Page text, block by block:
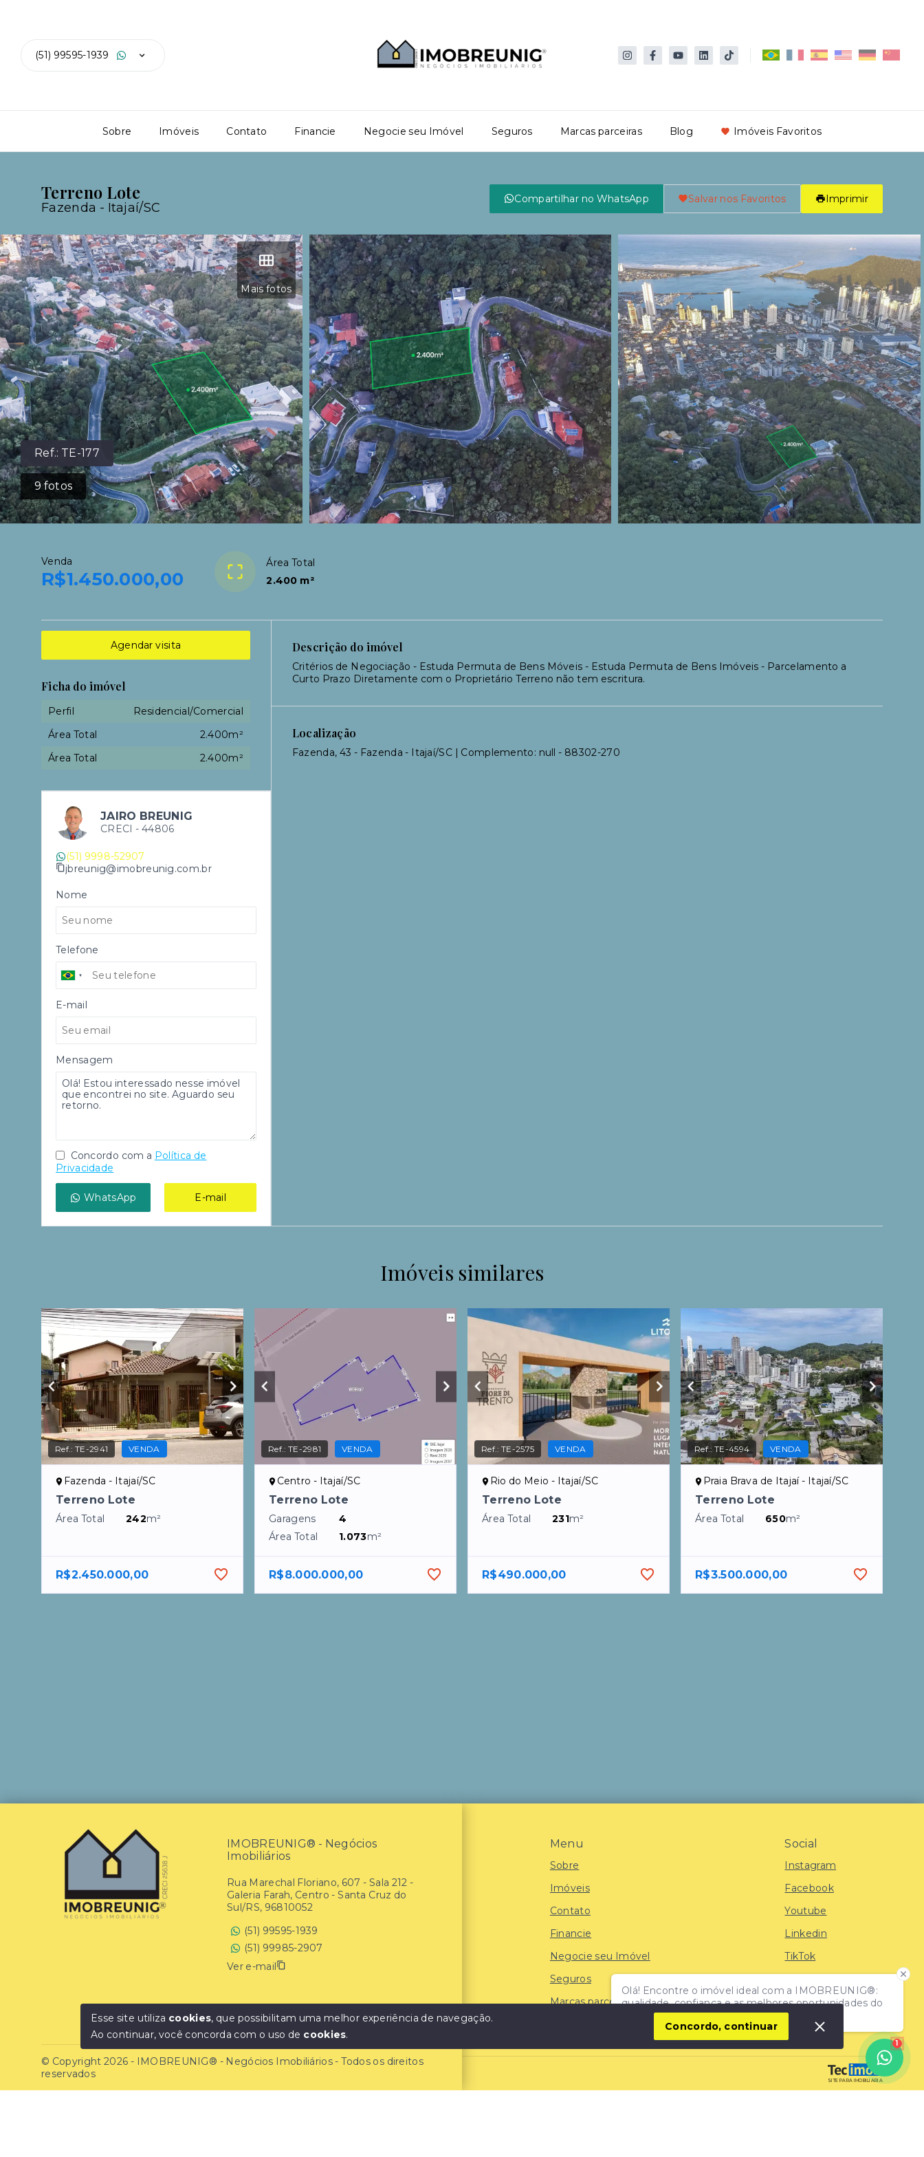
(51) 99595-1939
Sobre Imóveis Contato Financie Negocie seu Imóvel Seguros Marcas parceiras Blog Imóveis Favoritos
Terreno Lote
Fazenda - Itajaí/SC
Compartilhar no WhatsApp Salvar nos Favoritos Imprimir
Ref.: TE-177
9fotos
Mais fotos
Venda
R$1.450.000,00
Área Total
2.400 m²
Descrição do imóvel
Critérios de Negociação - Estuda Permuta de Bens Móveis - Estuda Permuta de Bens Imóveis - Parcelamento a
Curto Prazo Diretamente com o Proprietário Terreno não tem escritura.
Localização
Fazenda, 43 - Fazenda - Itajaí/SC | Complemento: null - 88302-270
Agendar visita
Ficha do imóvel
Perfil
Residencial/Comercial
Área Total
2.400m²
Área Total
2.400m²
JAIRO BREUNIG
CRECI - 44806
(51) 9998-52907
jbreunig@imobreunig.com.br
Nome
Telefone
E-mail
Mensagem
Concordo com a Política de
Privacidade
WhatsApp E-mail
Imóveis similares
Ref.:TE-2941 VENDA
Fazenda - Itajaí/SC
Terreno Lote
Área Total 242m²
R$2.450.000,00
Ref.:TE-2981 VENDA
Centro - Itajaí/SC
Terreno Lote
Garagens
4
Área Total
1.073m²
R$8.000.000,00
Ref.:TE-2575 VENDA
Rio do Meio - Itajaí/SC
Terreno Lote
Área Total 231m²
R$490.000,00
Ref.:TE-4594 VENDA
Praia Brava de Itajaí - Itajaí/SC
Terreno Lote
Área Total 650m²
R$3.500.000,00
Olá! Encontre o imóvel ideal com a IMOBREUNIG®:
qualidade, confiança e as melhores oportunidades do
mercado!
1
Menu
Sobre
Imóveis
Contato
Financie
Negocie seu Imóvel
Seguros
Marcas parceiras
Social
Instagram
Facebook
Youtube
Linkedin
TikTok
SITE PARA IMOBILIARIA
IMOBREUNIG® - Negócios
Imobiliários
Rua Marechal Floriano, 607 - Sala 212 -
Galeria Farah, Centro - Santa Cruz do
Sul/RS, 96810052
(51) 99595-1939
(51) 99985-2907
Ver e-mail
© Copyright 2026 - IMOBREUNIG® - Negócios Imobiliários - Todos os direitos
reservados
Esse site utiliza cookies, que possibilitam uma melhor experiência de navegação.
Ao continuar, você concorda com o uso de cookies.
Concordo, continuar